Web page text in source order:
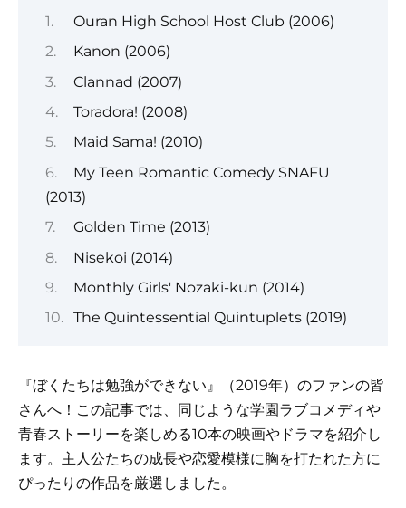
Ouran High School Host Club (2006)
Kanon (2006)
Clannad (2007)
Toradora! (2008)
Maid Sama! (2010)
My Teen Romantic Comedy SNAFU
(2013)
Golden Time (2013)
Nisekoi (2014)
Monthly Girls' Nozaki-kun (2014)
The Quintessential Quintuplets (2019)
『ぼくたちは勉強ができない』（2019年）のファンの皆
さんへ！この記事では、同じような学園ラブコメディや
青春ストーリーを楽しめる10本の映画やドラマを紹介し
ます。主人公たちの成長や恋愛模様に胸を打たれた方に
ぴったりの作品を厳選しました。